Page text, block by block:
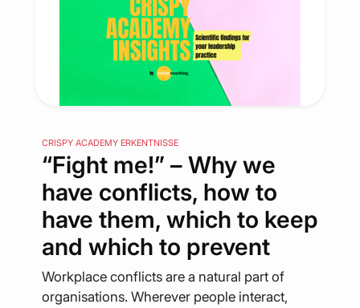
CRISPY ACADEMY ERKENTNISSE
“Fight me!” – Why we
have conflicts, how to
have them, which to keep
and which to prevent
Workplace conflicts are a natural part of
organisations. Wherever people interact,